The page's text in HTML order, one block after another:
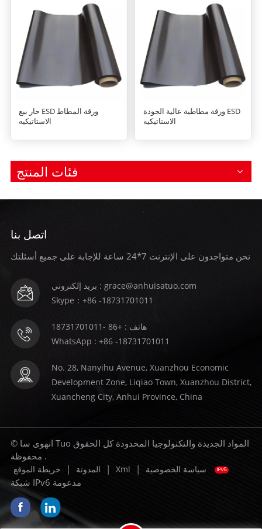
حار بيع ESD ورقة المطاط
الاستاتيكيه
ورقة مطاطية عالية الجودة ESD
الاستاتيكيه
فئات المنتج
اتصل بنا
نحن متواجدون على الإنترنت 7*24 ساعة للإجابة على جميع أسئلتك
بريد إلكتروني : grace@anhuisatuo.com
Skype：+86 -18731701011
هاتف : +86 -18731701011
WhatsApp : +86 -18731701011
No. 28, Nanyihu Avenue, Xuanzhou Economic
Development Zone, Liqiao Town, Xuanzhou District,
Xuancheng City, Anhui Province, China
© انهوى سا Tuo المواد الجديدة والتكنولوجيا المحدودة كل الحقوق
محفوظة .
خريطة الموقع | المدونة | Xml | سياسة الخصوصية
شبكة IPv6 مدعومة